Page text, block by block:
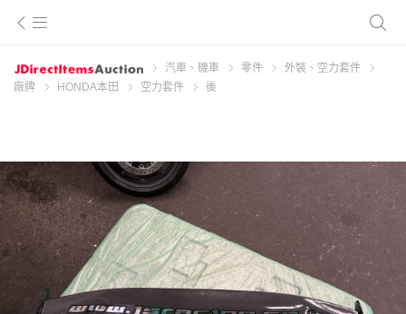
汽車、機車 零件
外裝、空力套件
廠牌
HONDA本田 空力套件 後